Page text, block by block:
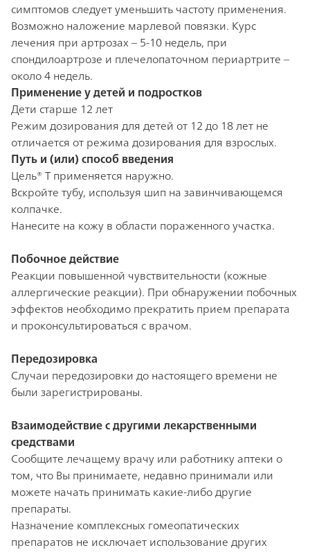
симптомов следует уменьшить частоту применения.
Возможно наложение марлевой повязки. Курс
лечения при артрозах – 5-10 недель, при
спондилоартрозе и плечелопаточном периартрите –
около 4 недель.
Применение у детей и подростков
Дети старше 12 лет
Режим дозирования для детей от 12 до 18 лет не
отличается от режима дозирования для взрослых.
Путь и (или) способ введения
Цель® Т применяется наружно.
Вскройте тубу, используя шип на завинчивающемся
колпачке.
Нанесите на кожу в области пораженного участка.
Побочное действие
Реакции повышенной чувствительности (кожные
аллергические реакции). При обнаружении побочных
эффектов необходимо прекратить прием препарата
и проконсультироваться с врачом.
Передозировка
Случаи передозировки до настоящего времени не
были зарегистрированы.
Взаимодействие с другими лекарственными
средствами
Сообщите лечащему врачу или работнику аптеки о
том, что Вы принимаете, недавно принимали или
можете начать принимать какие-либо другие
препараты.
Назначение комплексных гомеопатических
препаратов не исключает использование других